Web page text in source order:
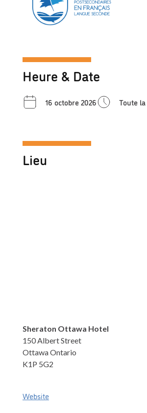
Heure & Date
16 octobre 2026 Toute
Lieu
Sheraton Ottawa Hotel
150 Albert Street
Ottawa Ontario
K1P 5G2
Website